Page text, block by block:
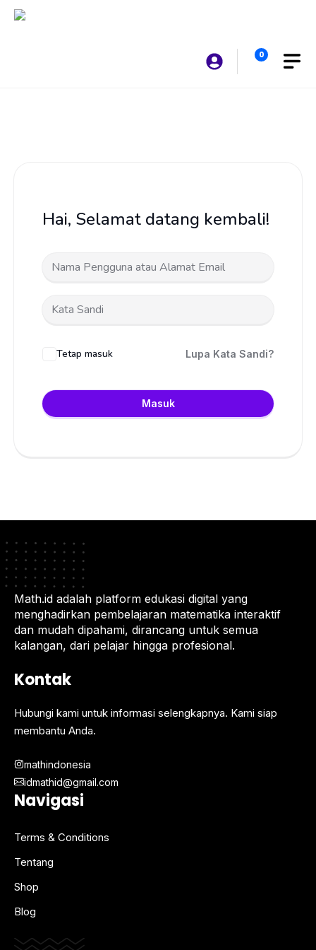
Langsung
0
Hai, Selamat datang kembali!
Tetap masuk Lupa Kata Sandi?
Masuk
Math.id adalah platform edukasi digital yang
menghadirkan pembelajaran matematika interaktif
dan mudah dipahami, dirancang untuk semua
kalangan, dari pelajar hingga profesional.
Kontak
Hubungi kami untuk informasi selengkapnya. Kami siap
membantu Anda.
mathindonesia
idmathid@gmail.com
Navigasi
Terms & Conditions
Tentang
Shop
Blog